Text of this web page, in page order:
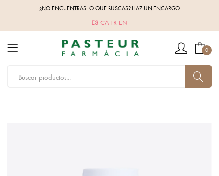
¿NO ENCUENTRAS LO QUE BUSCAS? HAZ UN ENCARGO
ES CA FR EN
0